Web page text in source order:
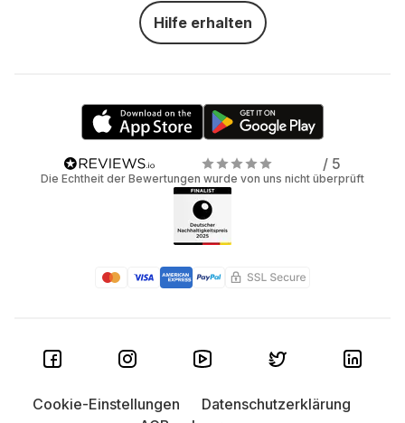
Hilfe erhalten
/ 5
Die Echtheit der Bewertungen wurde von uns nicht überprüft
Cookie-Einstellungen
Datenschutzerklärung